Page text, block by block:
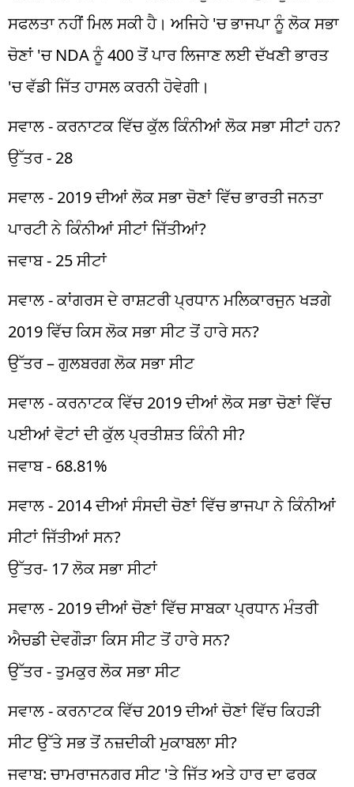
ਸਫਲਤਾ ਨਹੀਂ ਮਿਲ ਸਕੀ ਹੈ। ਅਜਿਹੇ 'ਚ ਭਾਜਪਾ ਨੂੰ ਲੋਕ ਸਭਾ
ਚੋਣਾਂ 'ਚ NDA ਨੂੰ 400 ਤੋਂ ਪਾਰ ਲਿਜਾਣ ਲਈ ਦੱਖਣੀ ਭਾਰਤ
'ਚ ਵੱਡੀ ਜਿੱਤ ਹਾਸਲ ਕਰਨੀ ਹੋਵੇਗੀ।
ਸਵਾਲ - ਕਰਨਾਟਕ ਵਿੱਚ ਕੁੱਲ ਕਿੰਨੀਆਂ ਲੋਕ ਸਭਾ ਸੀਟਾਂ ਹਨ?
ਉੱਤਰ - 28
ਸਵਾਲ - 2019 ਦੀਆਂ ਲੋਕ ਸਭਾ ਚੋਣਾਂ ਵਿੱਚ ਭਾਰਤੀ ਜਨਤਾ
ਪਾਰਟੀ ਨੇ ਕਿੰਨੀਆਂ ਸੀਟਾਂ ਜਿੱਤੀਆਂ?
ਜਵਾਬ - 25 ਸੀਟਾਂ
ਸਵਾਲ - ਕਾਂਗਰਸ ਦੇ ਰਾਸ਼ਟਰੀ ਪ੍ਰਧਾਨ ਮਲਿਕਾਰਜੁਨ ਖੜਗੇ
2019 ਵਿੱਚ ਕਿਸ ਲੋਕ ਸਭਾ ਸੀਟ ਤੋਂ ਹਾਰੇ ਸਨ?
ਉੱਤਰ – ਗੁਲਬਰਗ ਲੋਕ ਸਭਾ ਸੀਟ
ਸਵਾਲ - ਕਰਨਾਟਕ ਵਿੱਚ 2019 ਦੀਆਂ ਲੋਕ ਸਭਾ ਚੋਣਾਂ ਵਿੱਚ
ਪਈਆਂ ਵੋਟਾਂ ਦੀ ਕੁੱਲ ਪ੍ਰਤੀਸ਼ਤ ਕਿੰਨੀ ਸੀ?
ਜਵਾਬ - 68.81%
ਸਵਾਲ - 2014 ਦੀਆਂ ਸੰਸਦੀ ਚੋਣਾਂ ਵਿੱਚ ਭਾਜਪਾ ਨੇ ਕਿੰਨੀਆਂ
ਸੀਟਾਂ ਜਿੱਤੀਆਂ ਸਨ?
ਉੱਤਰ- 17 ਲੋਕ ਸਭਾ ਸੀਟਾਂ
ਸਵਾਲ - 2019 ਦੀਆਂ ਚੋਣਾਂ ਵਿੱਚ ਸਾਬਕਾ ਪ੍ਰਧਾਨ ਮੰਤਰੀ
ਐਚਡੀ ਦੇਵਗੌੜਾ ਕਿਸ ਸੀਟ ਤੋਂ ਹਾਰੇ ਸਨ?
ਉੱਤਰ - ਤੁਮਕੁਰ ਲੋਕ ਸਭਾ ਸੀਟ
ਸਵਾਲ - ਕਰਨਾਟਕ ਵਿੱਚ 2019 ਦੀਆਂ ਚੋਣਾਂ ਵਿੱਚ ਕਿਹੜੀ
ਸੀਟ ਉੱਤੇ ਸਭ ਤੋਂ ਨਜ਼ਦੀਕੀ ਮੁਕਾਬਲਾ ਸੀ?
ਜਵਾਬ: ਚਾਮਰਾਜਨਗਰ ਸੀਟ 'ਤੇ ਜਿੱਤ ਅਤੇ ਹਾਰ ਦਾ ਫਰਕ